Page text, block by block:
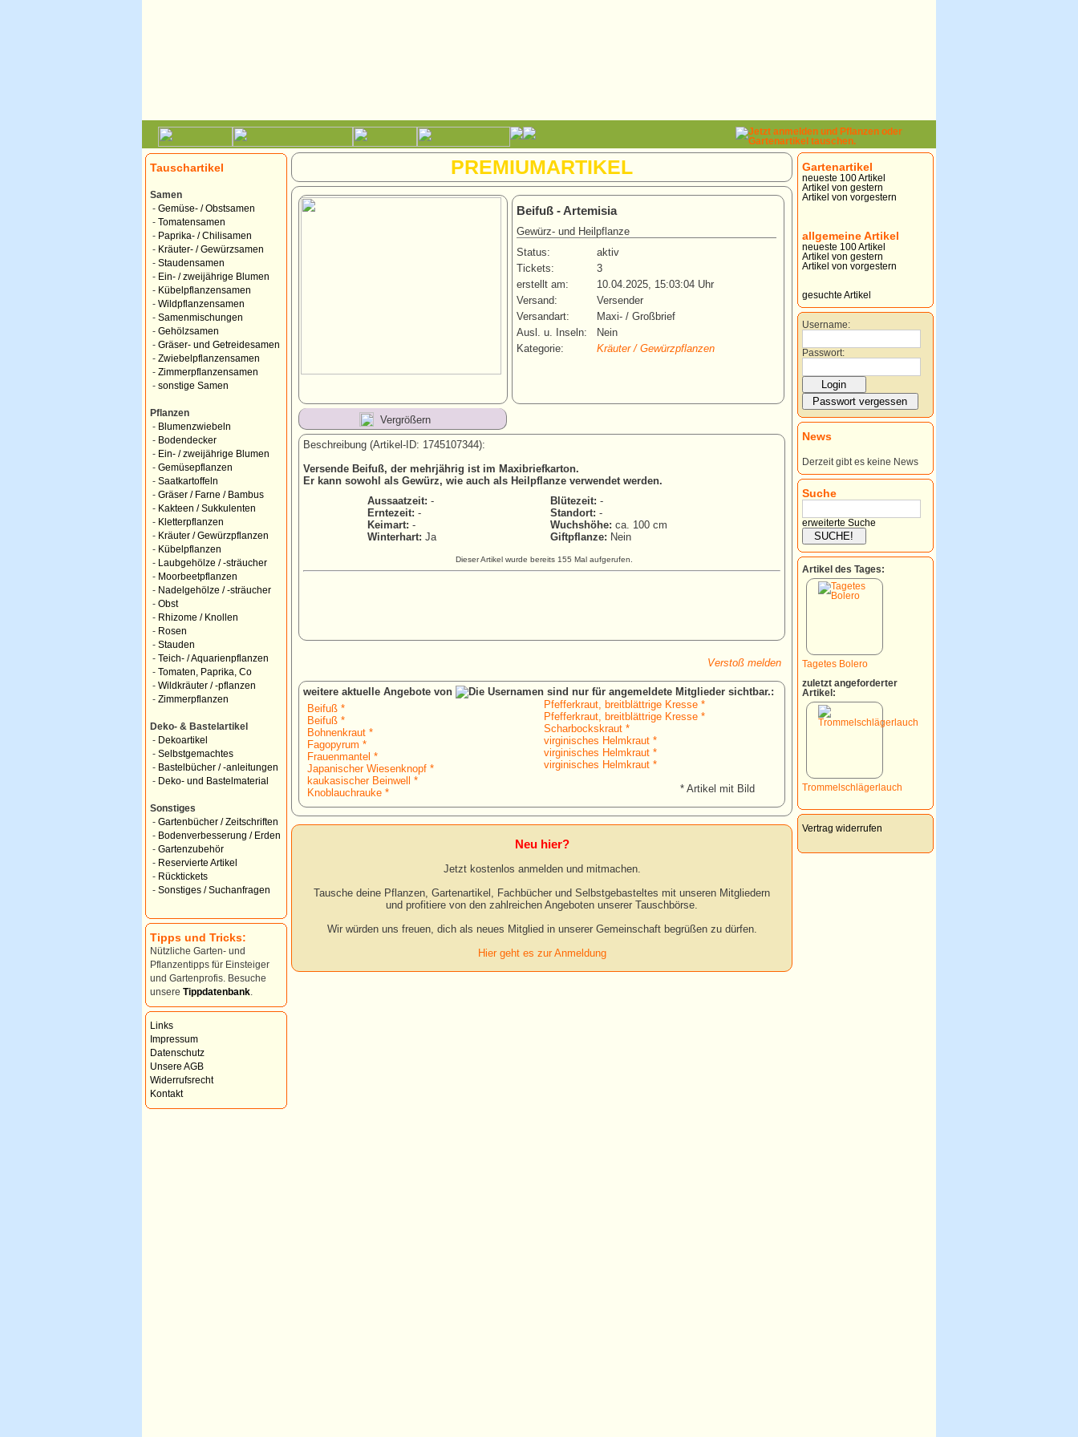
Tauschartikel
Samen
- Gemüse- / Obstsamen
- Tomatensamen
- Paprika- / Chilisamen
- Kräuter- / Gewürzsamen
- Staudensamen
- Ein- / zweijährige Blumen
- Kübelpflanzensamen
- Wildpflanzensamen
- Samenmischungen
- Gehölzsamen
- Gräser- und Getreidesamen
- Zwiebelpflanzensamen
- Zimmerpflanzensamen
- sonstige Samen
Pflanzen
- Blumenzwiebeln
- Bodendecker
- Ein- / zweijährige Blumen
- Gemüsepflanzen
- Saatkartoffeln
- Gräser / Farne / Bambus
- Kakteen / Sukkulenten
- Kletterpflanzen
- Kräuter / Gewürzpflanzen
- Kübelpflanzen
-
Laubgehölze / -sträucher
- Moorbeetpflanzen
- Nadelgehölze / -sträucher
- Obst
- Rhizome / Knollen
- Rosen
- Stauden
- Teich- / Aquarienpflanzen
- Tomaten, Paprika, Co
- Wildkräuter / -pflanzen
- Zimmerpflanzen
Deko- & Bastelartikel
- Dekoartikel
- Selbstgemachtes
- Bastelbücher / -anleitungen
- Deko- und Bastelmaterial
Sonstiges
- Gartenbücher / Zeitschriften
- Bodenverbesserung / Erden
- Gartenzubehör
- Reservierte Artikel
- Rücktickets
- Sonstiges / Suchanfragen
Tipps und Tricks:
Nützliche Garten- und
Pflanzentipps für Einsteiger
und Gartenprofis. Besuche
unsere Tippdatenbank
Links
Impressum
Datenschutz
Unsere AGB
Widerrufsrecht
Kontakt
PREMIUMARTIKEL
Beifuß - Artemisia
Gewürz- und Heilpflanze
Status:
aktiv
Tickets:
3
erstellt am:
10.04.2025, 15:03:04 Uhr
Versand:
Versender
Versandart:
Maxi- / Großbrief
Ausl. u. Inseln:
Nein
Kategorie:
Kräuter / Gewürzpflanzen
Vergrößern
Beschreibung (Artikel-ID: 1745107344):
Versende Beifuß, der mehrjährig ist im Maxibriefkarton.
Er kann sowohl als Gewürz, wie auch als Heilpflanze verwendet werden.
Aussaatzeit: - Blütezeit: -
Erntezeit: - Standort: -
Keimart: - Wuchshöhe: ca. 100 cm
Winterhart: Ja Giftpflanze: Nein
Dieser Artikel wurde bereits 155 Mal aufgerufen.
Verstoß melden
weitere aktuelle Angebote von
:
Beifuß *
Beifuß *
Bohnenkraut *
Fagopyrum *
Frauenmantel *
Japanischer Wiesenknopf *
kaukasischer Beinwell *
Knoblauchrauke *
Pfefferkraut, breitblättrige Kresse *
Pfefferkraut, breitblättrige Kresse *
Scharbockskraut *
virginisches Helmkraut *
virginisches Helmkraut *
virginisches Helmkraut *
* Artikel mit Bild
Neu hier?
Jetzt kostenlos anmelden und mitmachen.
Tausche deine Pflanzen, Gartenartikel, Fachbücher und Selbstgebasteltes mit unseren Mitgliedern
und profitiere von den zahlreichen Angeboten unserer Tauschbörse.
Wir würden uns freuen, dich als neues Mitglied in unserer Gemeinschaft begrüßen zu dürfen.
Hier geht es zur Anmeldung
Gartenartikel
neueste 100 Artikel
Artikel von gestern
Artikel von vorgestern
allgemeine Artikel
neueste 100 Artikel
Artikel von gestern
Artikel von vorgestern
gesuchte Artikel
Username:
Passwort:
News
Derzeit gibt es keine News
Suche
erweiterte Suche
Artikel des Tages:
Tagetes Bolero
zuletzt angeforderter
Artikel:
Trommelschlägerlauch
Vertrag widerrufen